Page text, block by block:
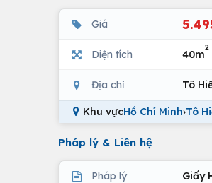
Giá
Diện tích 40m
2
Địa chỉ Tô
Khu vựcHồ Chí Minh›Tô
Pháp lý & Liên hệ
Pháp lý Giấy